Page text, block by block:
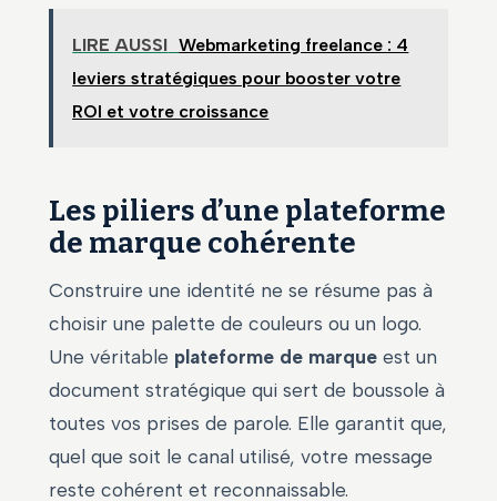
LIRE AUSSI Webmarketing freelance : 4
leviers stratégiques pour booster votre
ROI et votre croissance
Les piliers d’une plateforme
de marque cohérente
Construire une identité ne se résume pas à
choisir une palette de couleurs ou un logo.
Une véritable plateforme de marque est un
document stratégique qui sert de boussole à
toutes vos prises de parole. Elle garantit que,
quel que soit le canal utilisé, votre message
reste cohérent et reconnaissable.